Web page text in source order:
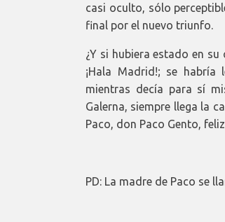
casi oculto, sólo
final por el nuevo triunfo.
¿Y si hubiera estado en
¡Hala Madrid!; se
mientras decía para sí
Galerna, siempre llega la
Paco, don Paco Gento, feliz.
PD: La madre de Paco se